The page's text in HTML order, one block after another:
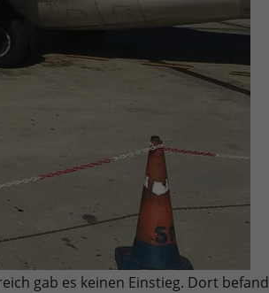
gab es keinen Einstieg. Dort befand